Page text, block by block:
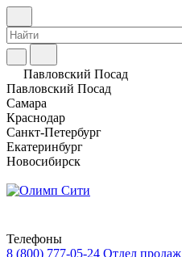
Павловский Посад
Павловский Посад
Самара
Краснодар
Санкт-Петербург
Екатеринбург
Новосибирск
Телефоны
8 (800) 777-05-24 Отдел продаж